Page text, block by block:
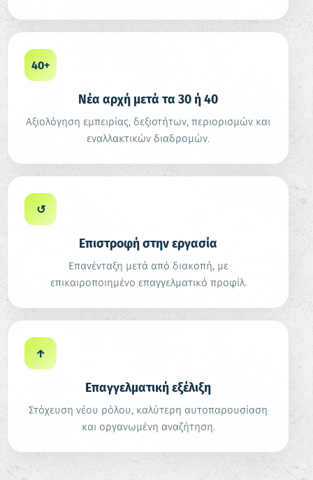
40+
Νέα αρχή μετά τα 30 ή 40
Αξιολόγηση εμπειρίας, δεξιοτήτων, περιορισμών και
εναλλακτικών διαδρομών.
↺
Επιστροφή στην εργασία
Επανένταξη μετά από διακοπή, με
επικαιροποιημένο επαγγελματικό προφίλ.
↑
Επαγγελματική εξέλιξη
Στόχευση νέου ρόλου, καλύτερη αυτοπαρουσίαση
και οργανωμένη αναζήτηση.